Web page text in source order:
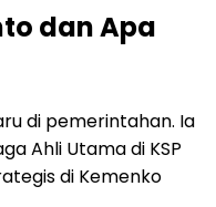
dan Apa
di pemerintahan. Ia
Ahli Utama di KSP
di Kemenko